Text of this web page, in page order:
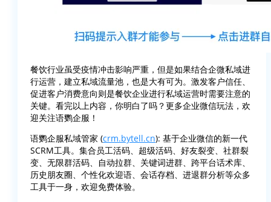
餐饮行业虽受疫情冲击影响严重，但是如果结合企微私域进
行运营，建立私域流量池，也是大有可为。激发客户信任、
促进客户消费意向则是餐饮企业进行私域运营时需要注意的
关键。看完以上内容，你明白了吗？更多企业微信玩法，欢
迎关注语鹦企服！
语鹦企服私域管家 (crm.bytell.cn): 基于企业微信的新一代
SCRM工具。集合员工活码、超级活码、好友裂变、社群裂
变、无限群活码、自动拉群、关键词进群、跨平台话术库、
历史朋友圈、个性化欢迎语、会话存档、进退群分析等众多
工具于一身，欢迎免费体验。